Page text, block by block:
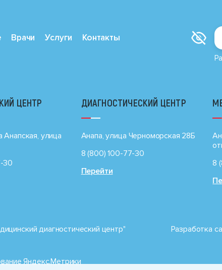
Врачи Услуги Контакты
ЦЕНТР
Анапская, улица
30
ДИАГНОСТИЧЕСКИЙ ЦЕНТР
Анапа, улица Черноморская 28Б
8 (800) 100-77-30
Перейти
8
диагностический центр"
Яндекс.Метрики
Разработка